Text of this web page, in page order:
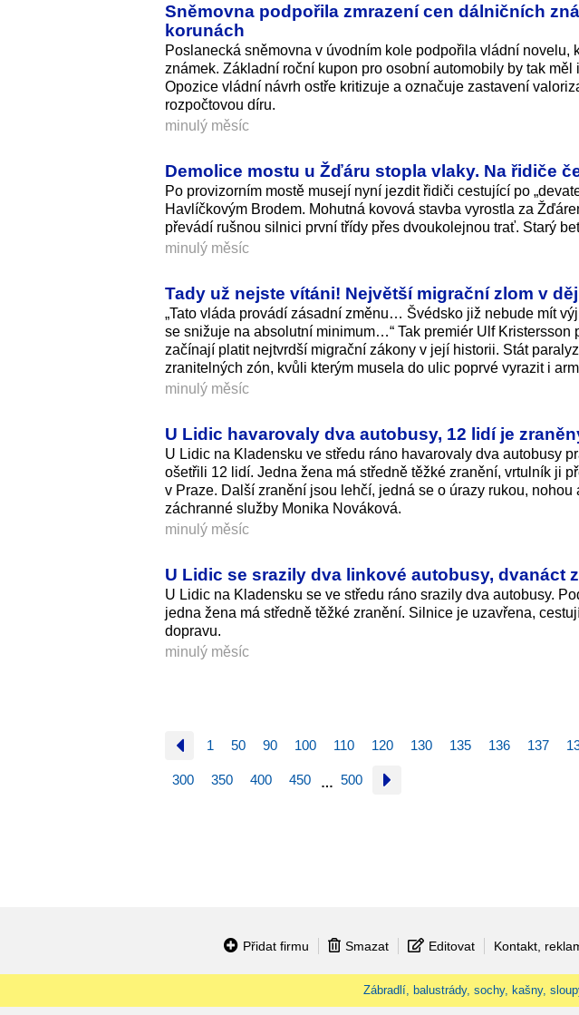
Sněmovna podpořila zmrazení cen dálničních
korunách
Poslanecká sněmovna v úvodním kole podpořila vládní
známek. Základní roční kupon pro osobní automobily by tak
Opozice vládní návrh ostře kritizuje a označuje zastavení
rozpočtovou díru.
minulý měsíc
Demolice mostu u Žďáru stopla vlaky. Na řidiče
Po provizorním mostě musejí nyní jezdit řidiči cestující po
Havlíčkovým Brodem. Mohutná kovová stavba vyrostla za
převádí rušnou silnici první třídy přes dvoukolejnou trať. Starý
minulý měsíc
Tady už nejste vítáni! Největší migrační zlom v
„Tato vláda provádí zásadní změnu… Švédsko již nebude mít
se snižuje na absolutní minimum…“ Tak premiér Ulf Kristersson
začínají platit nejtvrdší migrační zákony v její historii. Stát
zranitelných zón, kvůli kterým musela do ulic poprvé vyrazit i
minulý měsíc
U Lidic havarovaly dva autobusy, 12 lidí je
U Lidic na Kladensku ve středu ráno havarovaly dva autobusy
ošetřili 12 lidí. Jedna žena má středně těžké zranění, vrtulník ji
v Praze. Další zranění jsou lehčí, jedná se o úrazy rukou,
záchranné služby Monika Nováková.
minulý měsíc
U Lidic se srazily dva linkové autobusy, dvanáct
U Lidic na Kladensku se ve středu ráno srazily dva autobusy.
jedna žena má středně těžké zranění. Silnice je uzavřena,
dopravu.
minulý měsíc
1 50 90 100 110 120 130 135 136 137
300 350 400 450 … 500
Přidat firmu Smazat Editovat Kontakt,
Zábradlí, balustrády, sochy, kašny,